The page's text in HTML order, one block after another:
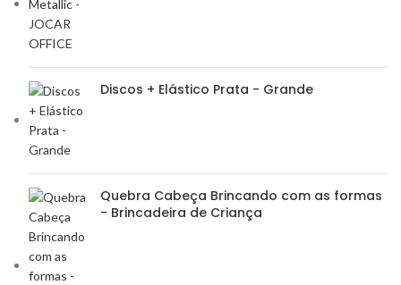
Discos + Elástico Prata - Grande
Quebra Cabeça Brincando com as formas
- Brincadeira de Criança